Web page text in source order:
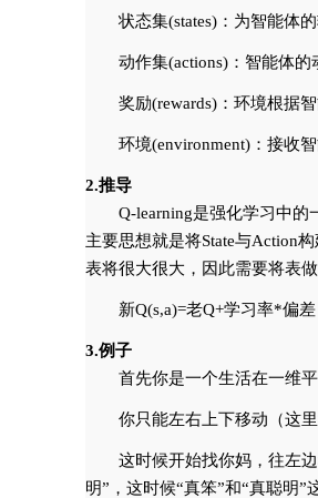
状态集(states)：为智能体的
动作集(actions)：智能体的
奖励(rewards)：环境根据
环境(environment)：接收
2.推导
Q-learning是强化学习中的
主要思想就是将State与Action
表将很大很大，因此需要将表
新Q(s,a)=老Q+学习率*偏差
3.例子
首先你是一个生活在一维
你只能左右上下移动（这
这时候开始找你妈，往左
明”，这时候“真笨”和“真聪明”